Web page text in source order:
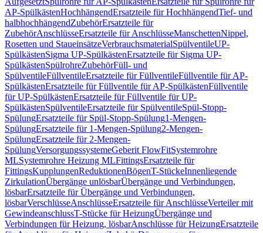
AP-SpülkästenHochhängendErsatzteile für HochhängendTief- und
halbhochhängendZubehörErsatzteile für
ZubehörAnschlüsseErsatzteile für AnschlüsseManschettenNippel,
Rosetten und StaueinsätzeVerbrauchsmaterialSpülventileUP-
SpülkästenSigma UP-SpülkästenErsatzteile für Sigma UP-
SpülkästenSpülrohreZubehörFüll- und
SpülventileFüllventileErsatzteile für FüllventileFüllventile für AP-
SpülkästenErsatzteile für Füllventile für AP-SpülkästenFüllventile
für UP-SpülkästenErsatzteile für Füllventile für UP-
SpülkästenSpülventileErsatzteile für SpülventileSpül-Stopp-
SpülungErsatzteile für Spül-Stopp-Spülung1-Mengen-
SpülungErsatzteile für 1-Mengen-Spülung2-Mengen-
SpülungErsatzteile für 2-Mengen-
SpülungVersorgungssystemeGeberit FlowFitSystemrohre
MLSystemrohre Heizung MLFittingsErsatzteile für
FittingsKupplungenReduktionenBögenT-StückeInnenliegende
ZirkulationÜbergänge unlösbarÜbergänge und Verbindungen,
lösbarErsatzteile für Übergänge und Verbindungen,
lösbarVerschlüsseAnschlüsseErsatzteile für AnschlüsseVerteiler mit
GewindeanschlussT-Stücke für HeizungÜbergänge und
Verbindungen für Heizung, lösbarAnschlüsse für HeizungErsatzteile